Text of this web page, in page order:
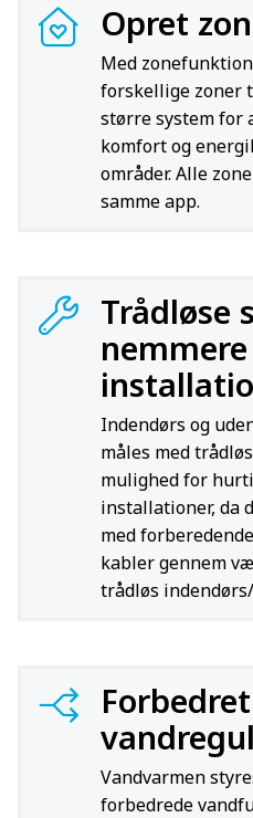
Opret
Med
forskellige zoner
større system for
komfort og
områder. Alle
samme app.
Trådløse
nemmere
Indendørs og
måles med
mulighed for
installationer, da
med
kabler gennem
trådløs
Forbedret
Vandvarmen
forbedrede